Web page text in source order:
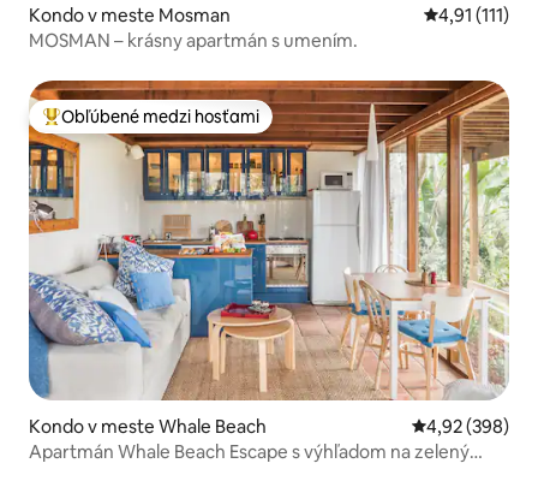
Kondo v meste Mosman Priemerné
4,91 (111)
MOSMAN – krásny apartmán s umením.
Najobľúbenejšie medzi hosťami
Obľúbené medzi hosťami
Kondo v meste Whale Beach Priemerné
4,92 (398)
Apartmán Whale Beach Escape s výhľadom na zelený